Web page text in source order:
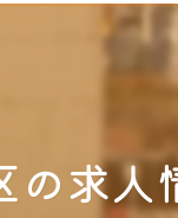
の求人